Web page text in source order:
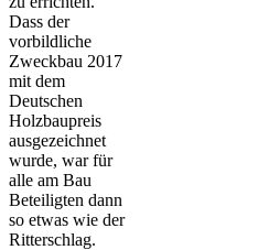
Dass der
vorbildliche
Zweckbau 2017
mit dem
Deutschen
Holzbaupreis
ausgezeichnet
wurde, war für
alle am Bau
Beteiligten dann
so etwas wie der
Ritterschlag.